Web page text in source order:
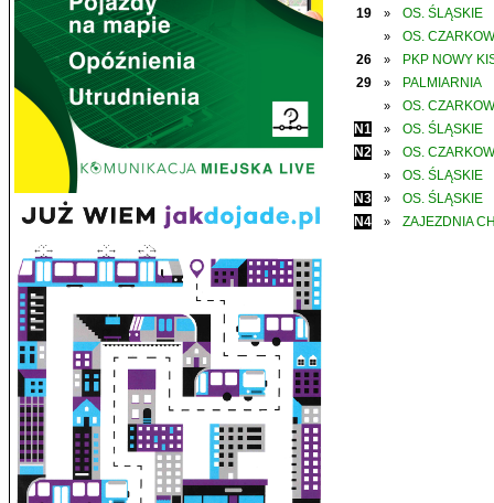
19
» OS. ŚLĄSKIE
»
OS.
26
»
PKP NOWY
29
» PALMIARNIA
»
OS.
N1
»
OS. ŚLĄSKIE
N2
» OS.
»
OS. ŚLĄSKIE
N3
»
OS. ŚLĄSKIE
N4
» ZAJEZDNIA